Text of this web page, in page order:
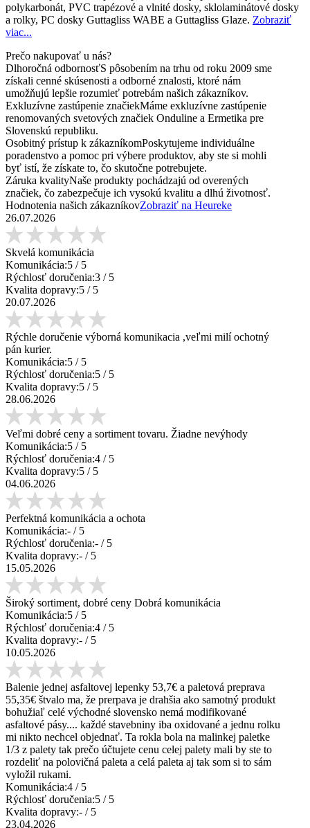
polykarbonát, PVC trapézové a vlnité dosky, sklolaminátové dosky
a rolky, PC dosky Guttagliss WABE a Guttagliss Glaze. Zobraziť
viac...
Prečo nakupovať u nás?
Dlhoročná odbornosťS pôsobením na trhu od roku 2009 sme
získali cenné skúsenosti a odborné znalosti, ktoré nám
umožňujú lepšie rozumieť potrebám našich zákazníkov.
Exkluzívne zastúpenie značiekMáme exkluzívne zastúpenie
renomovaných svetových značiek Onduline a Ermetika pre
Slovenskú republiku.
Osobitný prístup k zákazníkomPoskytujeme individuálne
poradenstvo a pomoc pri výbere produktov, aby ste si mohli
byť istí, že získate to, čo skutočne potrebujete.
Záruka kvalityNaše produkty pochádzajú od overených
značiek, čo zabezpečuje ich vysokú kvalitu a dlhú životnosť.
Hodnotenia našich zákazníkovZobraziť na Heureke
26.07.2026
Skvelá komunikácia
Komunikácia:5 / 5
Rýchlosť doručenia:3 / 5
Kvalita dopravy:5 / 5
20.07.2026
Rýchle doručenie výborná komunikacia ,veľmi milí ochotný
pán kurier.
Komunikácia:5 / 5
Rýchlosť doručenia:5 / 5
Kvalita dopravy:5 / 5
28.06.2026
Veľmi dobré ceny a sortiment tovaru. Žiadne nevýhody
Komunikácia:5 / 5
Rýchlosť doručenia:4 / 5
Kvalita dopravy:5 / 5
04.06.2026
Perfektná komunikácia a ochota
Komunikácia:- / 5
Rýchlosť doručenia:- / 5
Kvalita dopravy:- / 5
15.05.2026
Široký sortiment, dobré ceny Dobrá komunikácia
Komunikácia:5 / 5
Rýchlosť doručenia:4 / 5
Kvalita dopravy:- / 5
10.05.2026
Balenie jednej asfaltovej lepenky 53,7€ a paletová preprava
55,35€ štvalo ma, že prerpava je drahšia ako samotný produkt
bohužiaľ celé východné slovensko nemá modifikované
asfaltové pásy.... každé stavebniny iba oxidované a jednu rolku
mi nikto nechcel objednať. Ta rokla bola na malinkej paletke
1/3 z palety tak prečo účtujete cenu celej palety mali by ste to
rozdeliť na polovičná paleta a celá paleta aj tak som si to sám
vyložil rukami.
Komunikácia:4 / 5
Rýchlosť doručenia:5 / 5
Kvalita dopravy:- / 5
23.04.2026